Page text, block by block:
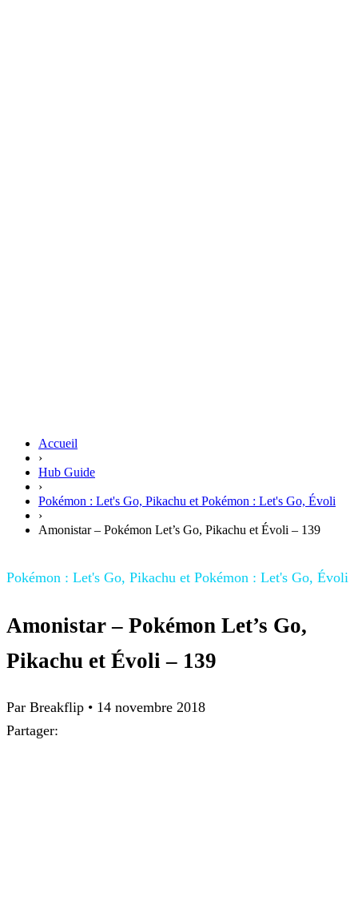
Accueil
›
Hub Guide
›
Pokémon : Let's Go, Pikachu et Pokémon : Let's Go, Évoli
›
Amonistar – Pokémon Let’s Go, Pikachu et Évoli – 139
Pokémon : Let's Go, Pikachu et Pokémon : Let's Go, Évoli
Amonistar – Pokémon Let’s Go,
Pikachu et Évoli – 139
Par Breakflip • 14 novembre 2018
Partager: